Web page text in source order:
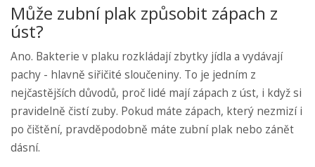
Může zubní plak způsobit zápach z
úst?
Ano. Bakterie v plaku rozkládají zbytky jídla a vydávají
pachy - hlavně siřičité sloučeniny. To je jedním z
nejčastějších důvodů, proč lidé mají zápach z úst, i když si
pravidelně čistí zuby. Pokud máte zápach, který nezmizí i
po čištění, pravděpodobně máte zubní plak nebo zánět
dásní.